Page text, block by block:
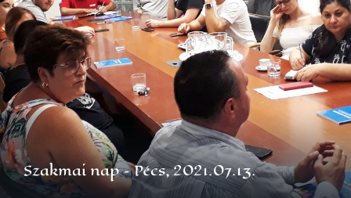
Szakmai nap – Pécs, 2021.07.13.